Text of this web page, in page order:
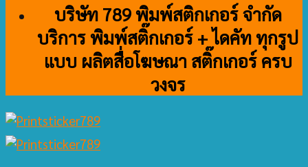
บริษัท 789 พิมพ์สติกเกอร์ จำกัด
บริการ พิมพ์สติ๊กเกอร์ + ไดคัท ทุกรูป
แบบ ผลิตสื่อโฆษณา สติ๊กเกอร์ ครบ
วงจร